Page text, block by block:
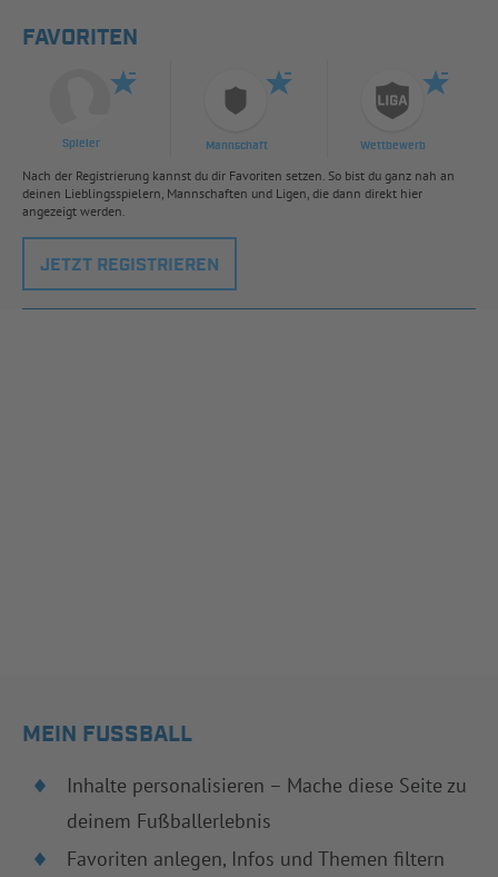
FAVORITEN
Spieler Mannschaft Wettbewerb
Nach der Registrierung kannst du dir Favoriten setzen. So bist du ganz nah an
deinen Lieblingsspielern, Mannschaften und Ligen, die dann direkt hier
angezeigt werden.
JETZT REGISTRIEREN
MEIN FUSSBALL
Inhalte personalisieren – Mache diese Seite zu
deinem Fußballerlebnis
Favoriten anlegen, Infos und Themen filtern